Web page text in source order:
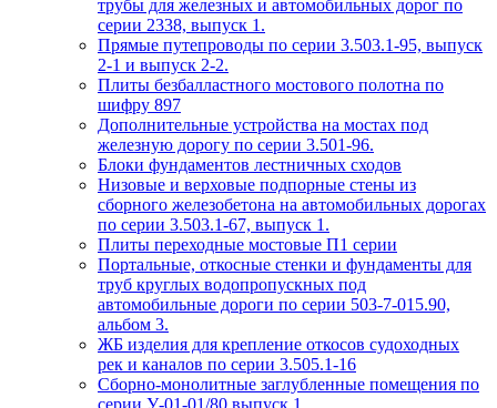
трубы для железных и автомобильных дорог по
серии 2338, выпуск 1.
Прямые путепроводы по серии 3.503.1-95, выпуск
2-1 и выпуск 2-2.
Плиты безбалластного мостового полотна по
шифру 897
Дополнительные устройства на мостах под
железную дорогу по серии 3.501-96.
Блоки фундаментов лестничных сходов
Низовые и верховые подпорные стены из
сборного железобетона на автомобильных дорогах
по серии 3.503.1-67, выпуск 1.
Плиты переходные мостовые П1 серии
Портальные, откосные стенки и фундаменты для
труб круглых водопропускных под
автомобильные дороги по серии 503-7-015.90,
альбом 3.
ЖБ изделия для крепление откосов судоходных
рек и каналов по серии 3.505.1-16
Сборно-монолитные заглубленные помещения по
серии У-01-01/80 выпуск 1